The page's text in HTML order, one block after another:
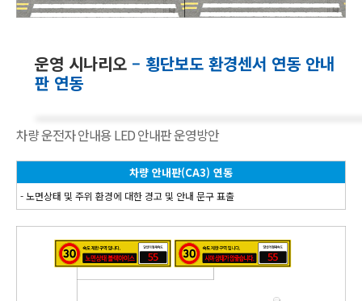
운영 시나리오 – 횡단보도 환경센서 연동 안내
판 연동
차량 운전자 안내용 LED 안내판 운영방안
차량 안내판(CA3) 연동
- 노면상태 및 주위 환경에 대한 경고 및 안내 문구 표출